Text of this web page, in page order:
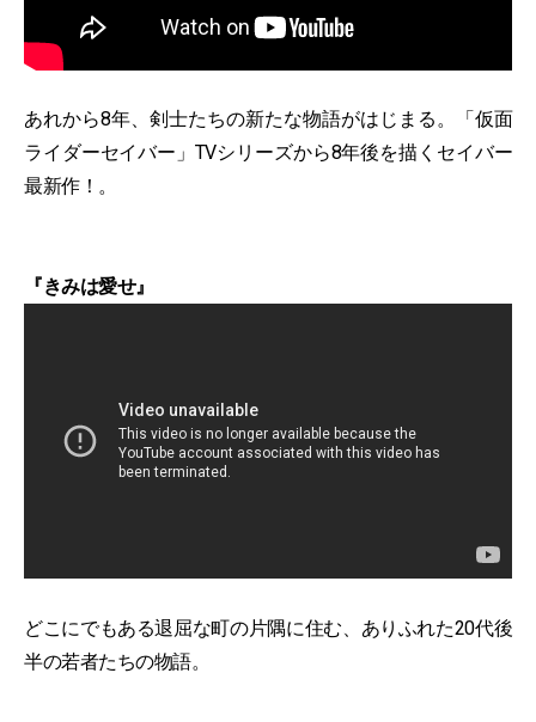
あれから8年、剣士たちの新たな物語がはじまる。「仮面
ライダーセイバー」TVシリーズから8年後を描くセイバー
最新作！。
『きみは愛せ』
どこにでもある退屈な町の片隅に住む、ありふれた20代後
半の若者たちの物語。